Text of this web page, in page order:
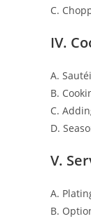
C.
IV.
A.
B.
C.
D.
V.
A.
B.